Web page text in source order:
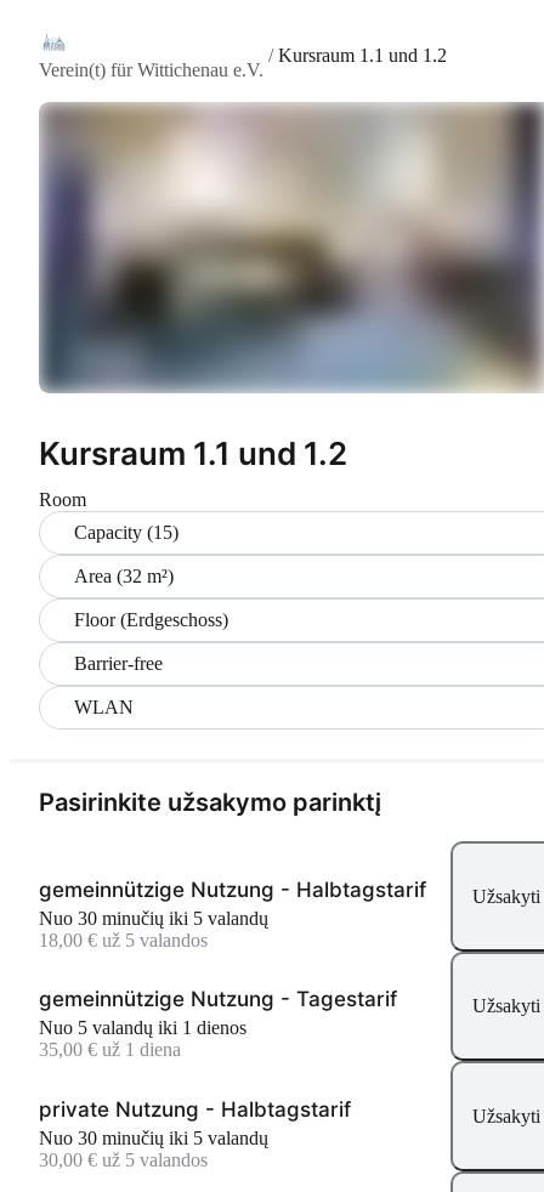
Verein(t) für Wittichenau e.V.
/Kursraum 1.1 und 1.2
Kursraum 1.1 und 1.2
Room
Capacity (15)
Area (32 m²)
Floor (Erdgeschoss)
Barrier-free
WLAN
Pasirinkite užsakymo parinktį
gemeinnützige Nutzung - Halbtagstarif
Nuo 30 minučių iki 5 valandų
18,00 € už 5 valandos
Užsakyti
gemeinnützige Nutzung - Tagestarif
Nuo 5 valandų iki 1 dienos
35,00 € už 1 diena
Užsakyti
private Nutzung - Halbtagstarif
Nuo 30 minučių iki 5 valandų
30,00 € už 5 valandos
Užsakyti